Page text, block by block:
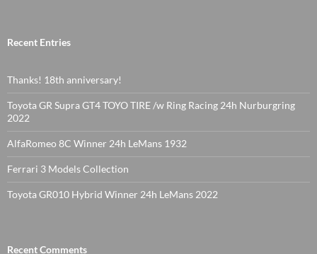
Recent Entries
Thanks! 18th anniversary!
Toyota GR Supra GT4 TOYO TIRE /w Ring Racing 24h Nurburgring
2022
AlfaRomeo 8C Winner 24h LeMans 1932
Ferrari 3 Models Collection
Toyota GR010 Hybrid Winner 24h LeMans 2022
Recent Comments